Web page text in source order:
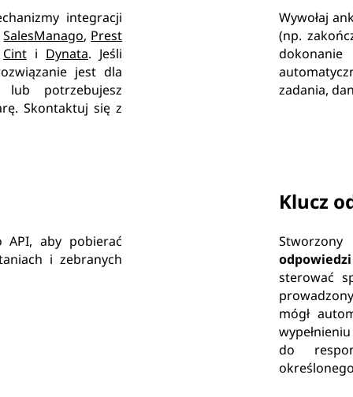
integracji
SalesManago, Prest
Cint i Dynata. Jeśli
jest dla
lub potrzebujesz
Skontaktuj się z
Wywołaj
(np.
zadania,
API, aby pobierać
i zebranych
Klucz
odpowiedzi
sterować
mógł
do